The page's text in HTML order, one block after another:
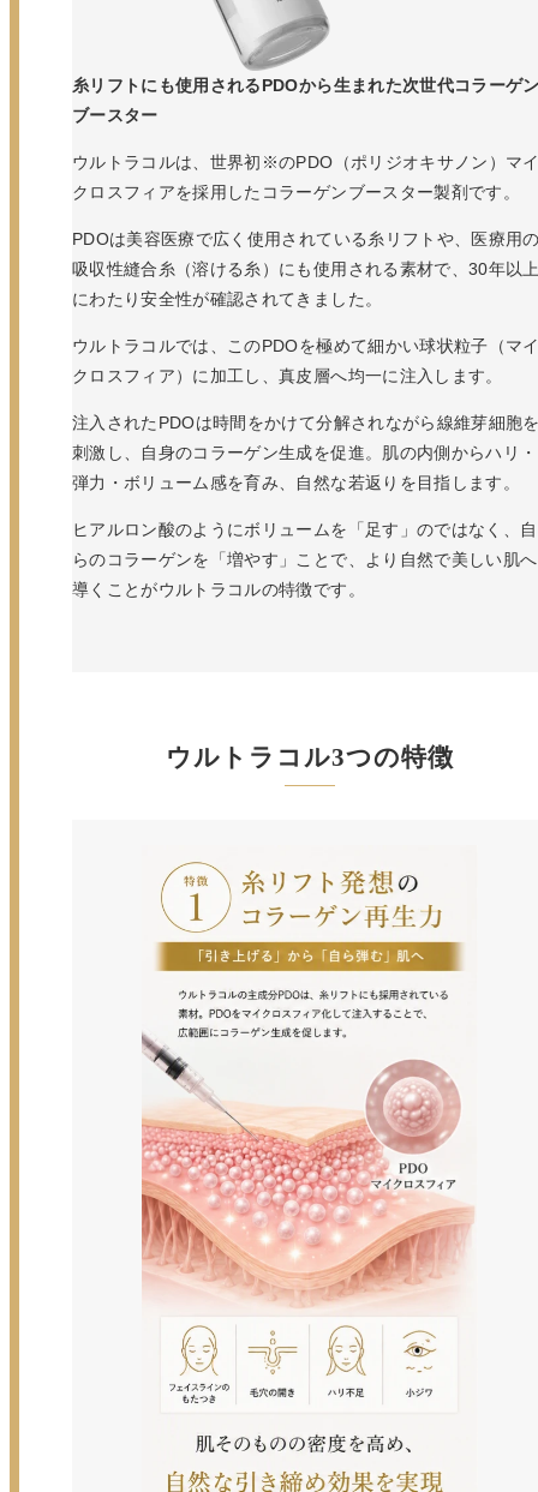
糸リフトにも使用されるPDOから生まれた次世代コラーゲ
ブースター
ウルトラコルは、世界初※のPDO（ポリジオキサノン）マ
クロスフィアを採用したコラーゲンブースター製剤です。
PDOは美容医療で広く使用されている糸リフトや、医療用
吸収性縫合糸（溶ける糸）にも使用される素材で、30年以
にわたり安全性が確認されてきました。
ウルトラコルでは、このPDOを極めて細かい球状粒子（マ
クロスフィア）に加工し、真皮層へ均一に注入します。
注入されたPDOは時間をかけて分解されながら線維芽細胞
刺激し、自身のコラーゲン生成を促進。肌の内側からハリ・
弾力・ボリューム感を育み、自然な若返りを目指します。
ヒアルロン酸のようにボリュームを「足す」のではなく、自
らのコラーゲンを「増やす」ことで、より自然で美しい肌へ
導くことがウルトラコルの特徴です。
ウルトラコル3つの特徴